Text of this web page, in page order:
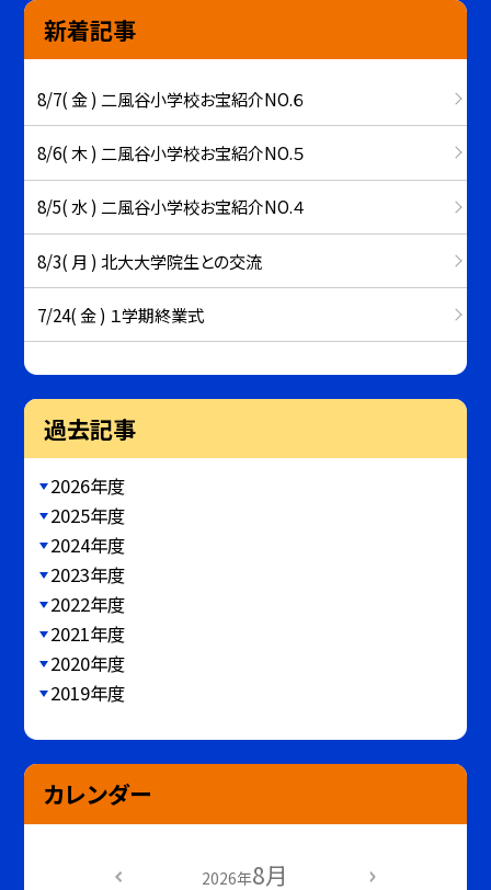
新着記事
8/7( 金 ) 二風谷小学校お宝紹介NO.６
8/6( 木 ) 二風谷小学校お宝紹介NO.５
8/5( 水 ) 二風谷小学校お宝紹介NO.４
8/3( 月 ) 北大大学院生との交流
7/24( 金 ) １学期終業式
過去記事
2026年度
2025年度
2024年度
2023年度
2022年度
2021年度
2020年度
2019年度
カレンダー
2026年8月